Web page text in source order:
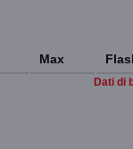
Max
Dati di